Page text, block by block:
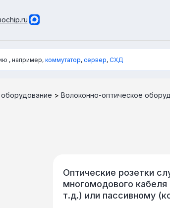
, например, коммутатор, сервер, СХД
> Волоконно-оптическое
Оптические розетки
многомодового
т.д.) или пассивному